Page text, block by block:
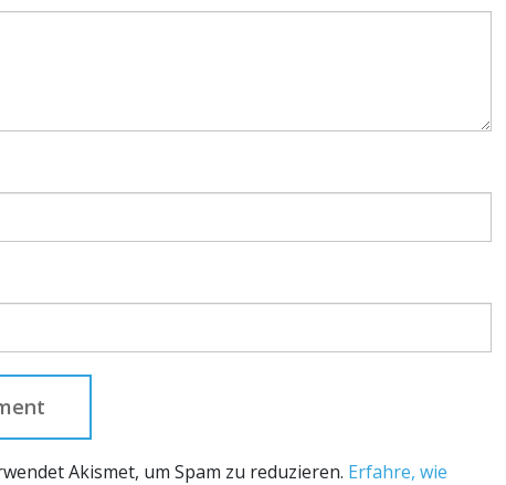
Akismet, um Spam zu reduzieren. Erfahre, wie